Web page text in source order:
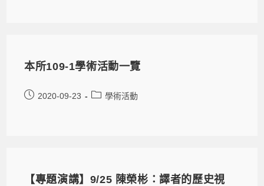
本所109-1學術活動一覽
2020-09-23 學術活動
【專題演講】9/25 陳榮彬：譯者的歷史視